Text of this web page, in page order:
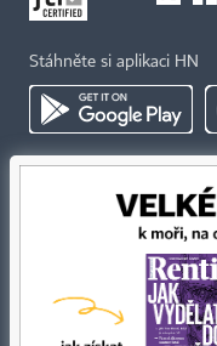
Stáhněte si aplikaci HN
Kariéra v HN